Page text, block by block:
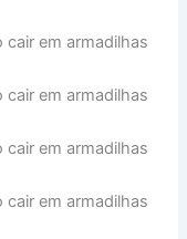
cair em armadilhas
cair em armadilhas
cair em armadilhas
cair em armadilhas